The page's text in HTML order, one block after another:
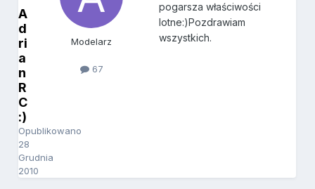
A
d
ri
a
n
R
C
:)
Opublikowano
28
Grudnia
2010
Modelarz
67
pogarsza właściwości
lotne:)Pozdrawiam
wszystkich.